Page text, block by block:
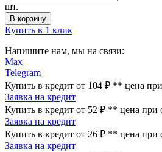
шт.
В корзину
Купить в 1 клик
Напишите нам, мы на связи:
Max
Telegram
Купить в кредит от 104 ₽ ** цена
Заявка на кредит
Купить в кредит от 52 ₽ ** цена при
Заявка на кредит
Купить в кредит от 26 ₽ ** цена при
Заявка на кредит